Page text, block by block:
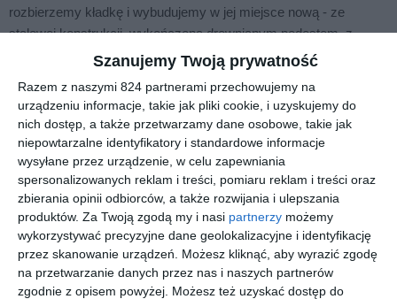
Szanujemy Twoją prywatność
Razem z naszymi 824 partnerami przechowujemy na
urządzeniu informacje, takie jak pliki cookie, i uzyskujemy do
nich dostęp, a także przetwarzamy dane osobowe, takie jak
niepowtarzalne identyfikatory i standardowe informacje
wysyłane przez urządzenie, w celu zapewniania
spersonalizowanych reklam i treści, pomiaru reklam i treści oraz
zbierania opinii odbiorców, a także rozwijania i ulepszania
produktów. Za Twoją zgodą my i nasi partnerzy możemy
wykorzystywać precyzyjne dane geolokalizacyjne i identyfikację
przez skanowanie urządzeń. Możesz kliknąć, aby wyrazić zgodę
na przetwarzanie danych przez nas i naszych partnerów
zgodnie z opisem powyżej. Możesz też uzyskać dostęp do
rozbierzemy kładkę i wybudujemy w jej miejsce nową - ze
stalowej konstrukcji, wykończoną drewnianym podestem, z
podświetleniem. Będzie szersza niż istniejąca, co poprawi
Jednocześnie zlikwidowane zostaną bariery
architektoniczne. Istniejące schody prowadzące do przeprawy
zostaną przebudowane, a zamiast nich powstanie pochylnia
dostosowana do potrzeb osób mających trudności z
poruszaniem się.
Kup bilet